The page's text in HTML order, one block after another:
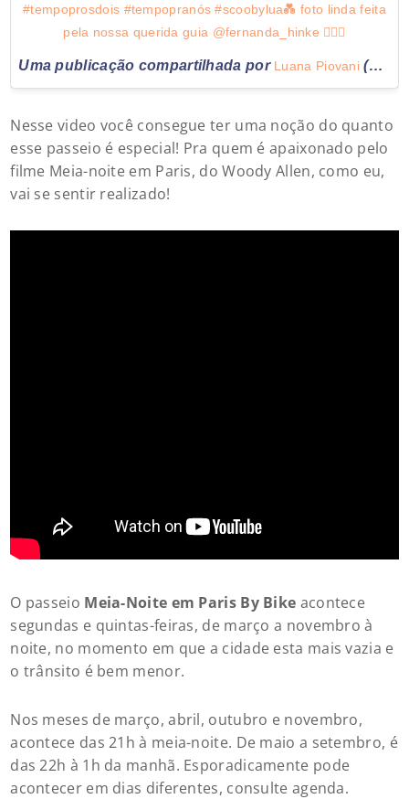
#tempoprosdois #tempopranós #scoobylua💑 foto linda feita
pela nossa querida guia @fernanda_hinke 🚴🏻‍♀️
Uma publicação compartilhada por Luana Piovani (@luapio) em
Nesse video você consegue ter uma noção do quanto
esse passeio é especial! Pra quem é apaixonado pelo
filme Meia-noite em Paris, do Woody Allen, como eu,
vai se sentir realizado!
O passeio Meia-Noite em Paris By Bike acontece
segundas e quintas-feiras, de março a novembro à
noite, no momento em que a cidade esta mais vazia e
o trânsito é bem menor.
Nos meses de março, abril, outubro e novembro,
acontece das 21h à meia-noite. De maio a setembro, é
das 22h à 1h da manhã. Esporadicamente pode
acontecer em dias diferentes, consulte agenda.